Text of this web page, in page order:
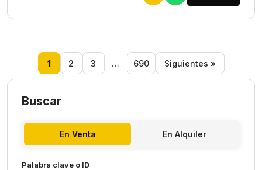
1 2 3 … 690 Siguientes »
Buscar
En Venta En Alquiler
Palabra clave o ID